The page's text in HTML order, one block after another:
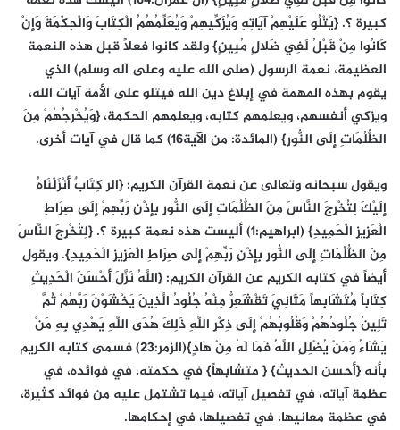
كبيرة ؟. {يَتْلُو عَلَيْهِمْ آيَاتِهِ وَيُزَكِّيهِمْ وَيُعَلِّمُهُمُ الْكِتَابَ وَالْحِكْمَةَ وَإِنْ
كَانُوا مِنْ قَبْلُ لَفِي ضَلالٍ مُبِينٍ} ولقد كانوا فعلاً قبل هذه النعمة
العظيمة، نعمة الرسول (صلى الله عليه وعلى آله وسلم) الذي
يقوم بهذه المهمة في إبلاغ دين الله فيتلو على الأمة آيات الله،
ويزكي أنفسهم، ويعلمهم كتابه، ويعلمهم الحكمة، {وَيُخْرِجُهُمْ مِنَ
الظُّلُمَاتِ إِلَى النُّورِ} (المائدة: من الآية16) كما قال في آيات أخرى.
ويقول سبحانه وتعالى عن نعمة القرآن الكريم: {الر كِتَابٌ أَنْزَلْنَاهُ
إِلَيْكَ لِتُخْرِجَ النَّاسَ مِنَ الظُّلُمَاتِ إِلَى النُّورِ بِإِذْنِ رَبِّهِمْ إِلَى صِرَاطِ
الْعَزِيزِ الْحَمِيدِ} (ابراهيم:1) أليست هذه نعمة كبيرة ؟. {لِتُخْرِجَ النَّاسَ
مِنَ الظُّلُمَاتِ إِلَى النُّورِ بِإِذْنِ رَبِّهِمْ إِلَى صِرَاطِ الْعَزِيزِ الْحَمِيدِ}. ويقول
أيضاً في كتابه الكريم عن القرآن الكريم: {اللَّهُ نَزَّلَ أَحْسَنَ الْحَدِيثِ
كِتَاباً مُتَشَابِهاً مَثَانِيَ تَقْشَعِرُّ مِنْهُ جُلُودُ الَّذِينَ يَخْشَوْنَ رَبَّهُمْ ثُمَّ
تَلِينُ جُلُودُهُمْ وَقُلُوبُهُمْ إِلَى ذِكْرِ اللَّهِ ذَلِكَ هُدَى اللَّهِ يَهْدِي بِهِ مَنْ
يَشَاءُ وَمَنْ يُضْلِلِ اللَّهُ فَمَا لَهُ مِنْ هَادٍ}(الزمر:23) فسمى كتابه الكريم
بأنه {أحسن الحديث} { متشابهاً} في حكمته، في فوائده، في
عظمة آياته، في تفصيل آياته، فيما تشتمل عليه من فوائد كثيرة،
في عظمة معانيها، في تفصيلها، في إحكامها.